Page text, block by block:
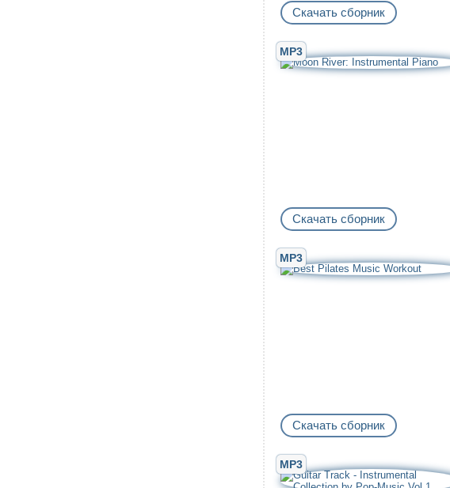
Скачать сборник
MP3
Скачать сборник
MP3
Скачать сборник
MP3